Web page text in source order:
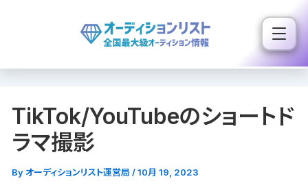
ス
TikTok/YouTubeのショートド
ラマ撮影
By オーディションリスト運営局 /10月 19, 2023